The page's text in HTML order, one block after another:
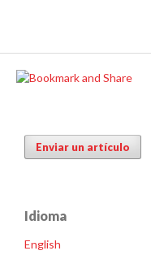
Enviar un artículo
Idioma
English